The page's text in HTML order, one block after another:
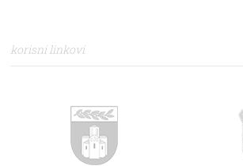
korisni linkovi